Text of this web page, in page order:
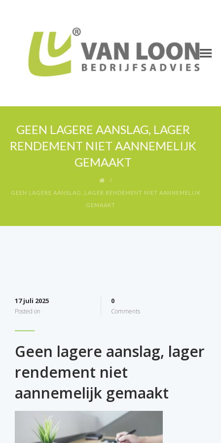
GEEN LAGERE AANSLAG, LAGER
RENDEMENT NIET AANNEMELIJK
GEMAAKT
GEEN LAGERE AANSLAG, LAGER RENDEMENT NIET AANNEMELIJK
GEMAAKT
17 juli 2025
Posted on
0
Comments
Geen lagere aanslag, lager
rendement niet
aannemelijk gemaakt